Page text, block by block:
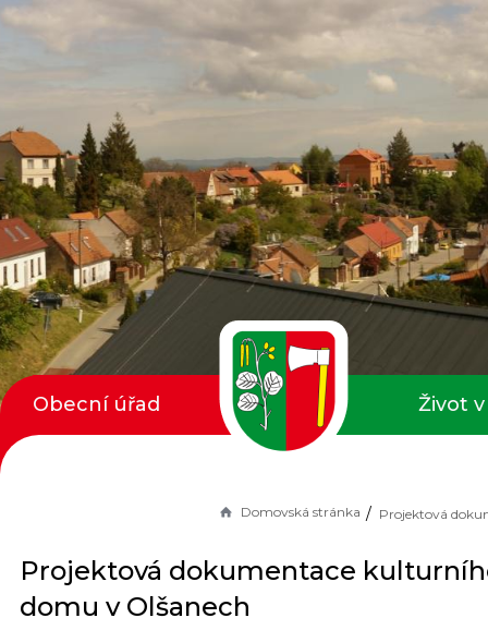
Domovská stránka
Projektová dokumentace
domu v Olšanech
Obecní úřad Život